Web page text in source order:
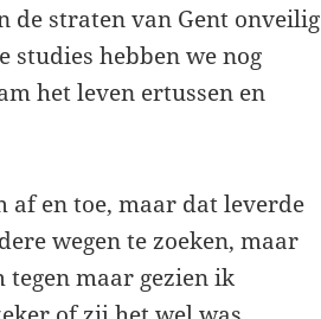
de straten van Gent onveilig
studies hebben we nog
het leven ertussen en
af en toe, maar dat leverde
wegen te zoeken, maar
maar gezien ik